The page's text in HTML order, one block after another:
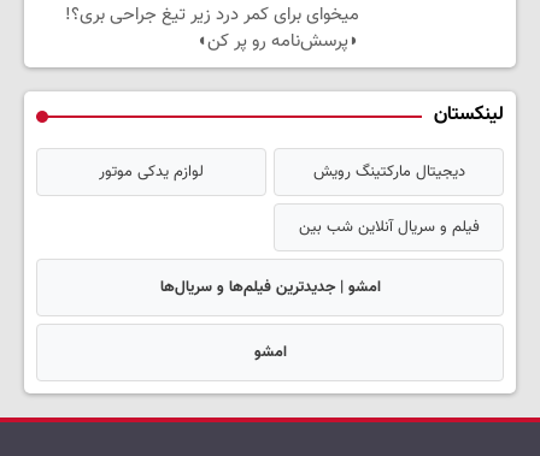
میخوای برای کمر درد زیر تیغ جراحی بری؟!
◗پرسش‌نامه رو پر کن◖
لینکستان
دیجیتال مارکتینگ رویش لوازم یدکی موتور
فیلم و سریال آنلاین شب بین
امشو | جدیدترین فیلم‌ها و سریال‌ها
امشو